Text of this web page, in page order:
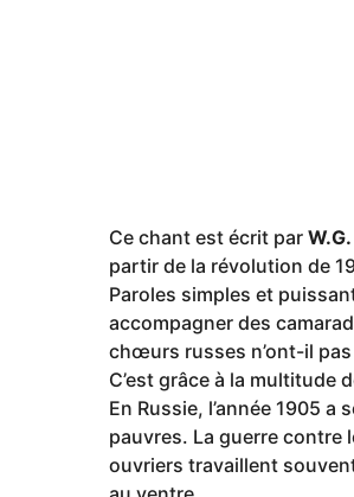
Ce chant est écrit par
partir de la révolution de
Paroles simples et
accompagner des
chœurs russes n’ont-il
C’est grâce à la multitude
En Russie, l’année 1905
pauvres. La guerre contre
ouvriers travaillent